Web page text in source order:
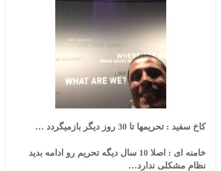
کاخ سفید : تحریمها تا 30 روز دیگر بازمیگردد …
خامنه ای : اصلا 10 سال دیگه تحریم رو ادامه بدید
نظام مشکلی ندارد…